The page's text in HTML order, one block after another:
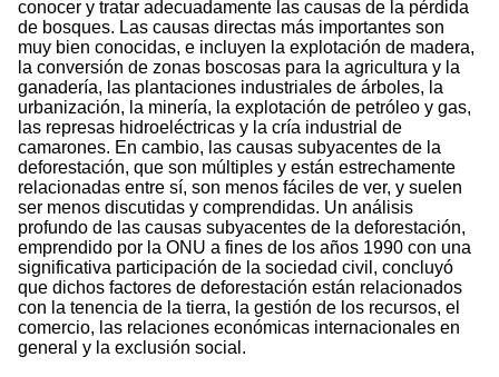
conocer y tratar adecuadamente las causas de la pérdida
de bosques. Las causas directas más importantes son
muy bien conocidas, e incluyen la explotación de madera,
la conversión de zonas boscosas para la agricultura y la
ganadería, las plantaciones industriales de árboles, la
urbanización, la minería, la explotación de petróleo y gas,
las represas hidroeléctricas y la cría industrial de
camarones. En cambio, las causas subyacentes de la
deforestación, que son múltiples y están estrechamente
relacionadas entre sí, son menos fáciles de ver, y suelen
ser menos discutidas y comprendidas. Un análisis
profundo de las causas subyacentes de la deforestación,
emprendido por la ONU a fines de los años 1990 con una
significativa participación de la sociedad civil, concluyó
que dichos factores de deforestación están relacionados
con la tenencia de la tierra, la gestión de los recursos, el
comercio, las relaciones económicas internacionales en
general y la exclusión social.